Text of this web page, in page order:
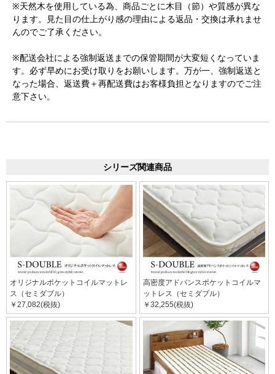
※天然木を使用している為、商品ごとに木目（節）や質感が異な
ります。見た目の仕上がり感の理由による返品・交換は承れませ
んのでご了承ください。
※配送会社による強制返送までの保管期間が大変短くなっていま
す。必ず早めにお受け取りをお願いします。万が一、強制返送と
なった場合、返送費＋再配送費はお客様負担となりますのでご注
意下さい。
シリーズ関連商品
オリジナルポケットコイルマットレ
ス（セミダブル）
￥27,082(税抜)
高密度アドバンスポケットコイルマ
ットレス（セミダブル）
￥32,255(税抜)